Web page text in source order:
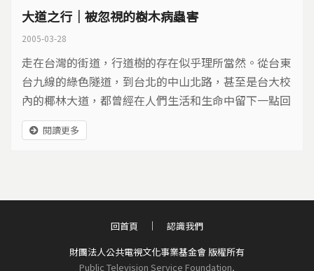
大道之行｜被忽視的樹木病蟲害
2005-03-28
走在台灣的街道，行道樹的存在似乎理所當然。從台東
台九線的綠色隧道，到台北的中山北路，甚至是台大校
內的椰林大道，都曾經在人們生活和生命中留下一點回
憶，但是很少人注意到它從哪裡來。
閱讀更多
財團法人公共電視文化事業基金會 版權所有
Public Television Service Foundation,
回首頁 認識我們